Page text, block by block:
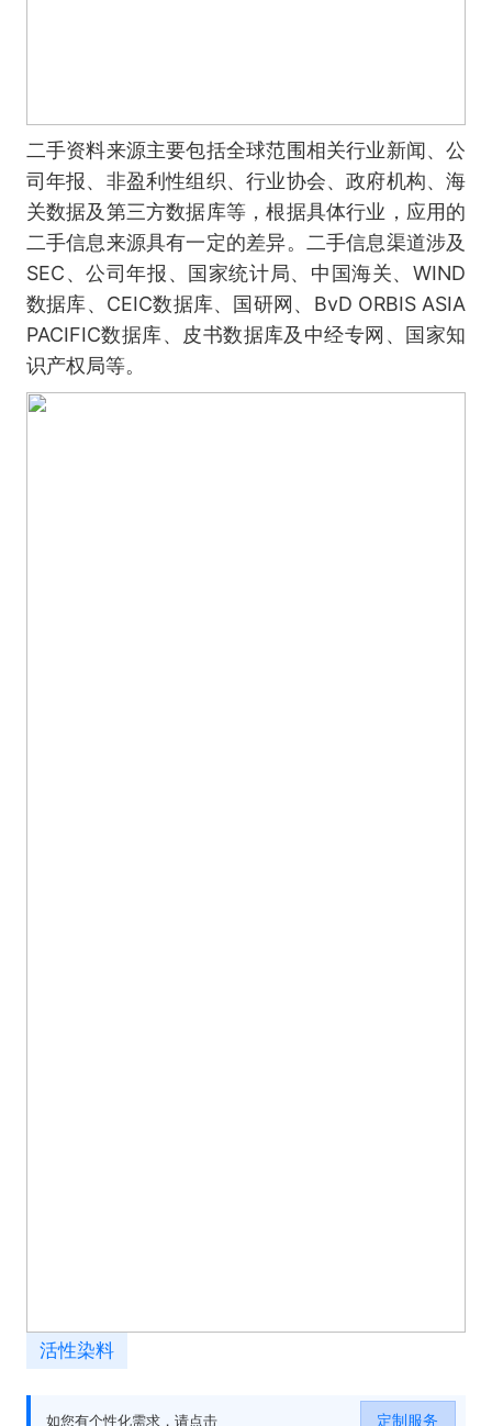
二手资料来源主要包括全球范围相关行业新闻、公
司年报、非盈利性组织、行业协会、政府机构、海
关数据及第三方数据库等，根据具体行业，应用的
二手信息来源具有一定的差异。二手信息渠道涉及
SEC、公司年报、国家统计局、中国海关、WIND
数据库、CEIC数据库、国研网、BvD ORBIS ASIA
PACIFIC数据库、皮书数据库及中经专网、国家知
识产权局等。
活性染料
如您有个性化需求，请点击 定制服务